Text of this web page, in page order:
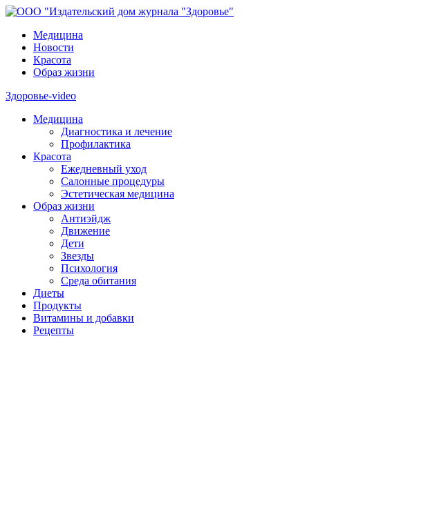
Медицина
Новости
Красота
Образ жизни
Здоровье-video
Медицина
Диагностика и лечение
Профилактика
Красота
Ежедневный уход
Салонные процедуры
Эстетическая медицина
Образ жизни
Антиэйдж
Движение
Дети
Звезды
Психология
Среда обитания
Диеты
Продукты
Витамины и добавки
Рецепты